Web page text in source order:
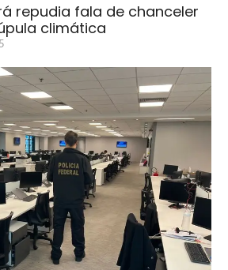
repudia fala de chanceler
climática